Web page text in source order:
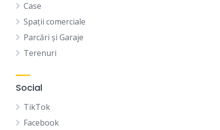
Case
Spații comerciale
Parcări și Garaje
Terenuri
Social
TikTok
Facebook